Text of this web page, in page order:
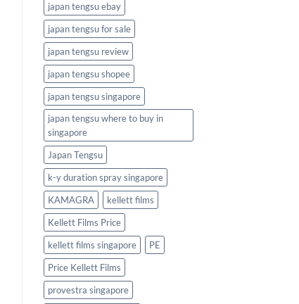
japan tengsu ebay
japan tengsu for sale
japan tengsu review
japan tengsu shopee
japan tengsu singapore
japan tengsu where to buy in
singapore
Japan Tengsu
k-y duration spray singapore
KAMAGRA
kellett films
Kellett Films Price
kellett films singapore
PE
Price Kellett Films
provestra singapore